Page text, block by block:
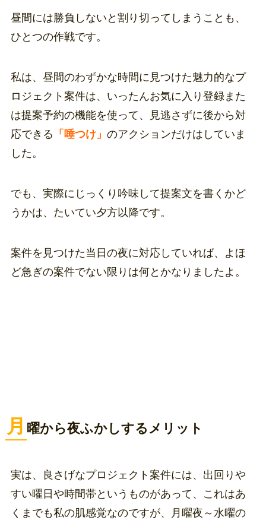
昼間には勝負しないと割り切ってしまうことも、
ひとつの作戦です。
私は、昼間のわずかな時間に見つけた魅力的なプ
ロジェクト案件は、いったんお気に入り登録また
は提案予約の機能を使って、見逃さずに後から対
応できる 「唾つけ」 のアクションだけはしていま
した。
でも、実際にじっくり吟味して提案文を書くかど
うかは、たいてい夕方以降です。
案件を見つけた当日の夜に対応していれば、よほ
ど急ぎの案件でない限りは何とかなりましたよ。
月 曜から夜ふかしするメリット
実は、良さげなプロジェクト案件には、出回りや
すい曜日や時間帯というものがあって、これはあ
くまでも私の肌感覚なのですが、月曜夜～水曜の